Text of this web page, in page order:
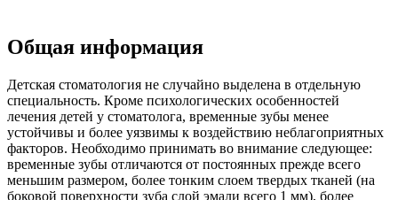
Общая информация
Детская стоматология не случайно выделена в отдельную
специальность. Кроме психологических особенностей
лечения детей у стоматолога, временные зубы менее
устойчивы и более уязвимы к воздействию неблагоприятных
факторов. Необходимо принимать во внимание следующее:
временные зубы отличаются от постоянных прежде всего
меньшим размером, более тонким слоем твердых тканей (на
боковой поверхности зуба слой эмали всего 1 мм), более